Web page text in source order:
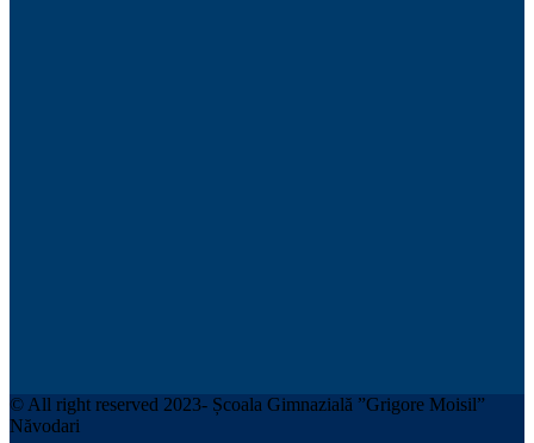
© All right reserved 2023- Școala Gimnazială ”Grigore Moisil”
Năvodari